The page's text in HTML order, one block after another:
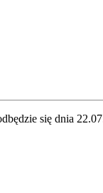
się dnia